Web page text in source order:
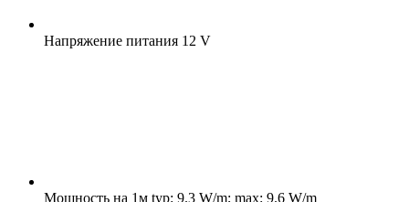
Напряжение питания 12 V
Мощность на 1м typ: 9.3 W/m; max: 9.6 W/m